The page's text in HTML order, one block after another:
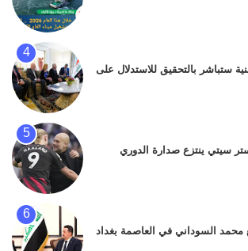
ستباشر بالتحقيق للاستدلال على
سيتي ينتزع صدارة الدوري
محمد السوداني في العاصمة بغداد